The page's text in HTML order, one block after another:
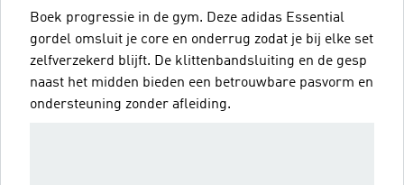
Boek progressie in de gym. Deze adidas Essential
gordel omsluit je core en onderrug zodat je bij elke set
zelfverzekerd blijft. De klittenbandsluiting en de gesp
naast het midden bieden een betrouwbare pasvorm en
ondersteuning zonder afleiding.